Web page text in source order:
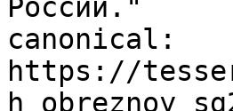
России."
canonical:
https://